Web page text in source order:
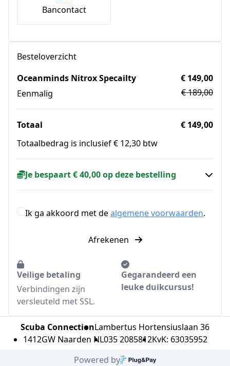
Bancontact
Besteloverzicht
Oceanminds Nitrox Specailty
Eenmalig
€ 149,00
€ 189,00
Totaal
€ 149,00
Totaalbedrag is inclusief € 12,30 btw
Je bespaart € 40,00 op deze bestelling
Ik ga akkoord met dealgemene voorwaarden.
Afrekenen
Veilige betaling
Verbindingen zijn
versleuteld met SSL.
Gegarandeerd een
leuke duikcursus!
Scuba ConnectionLambertus Hortensiuslaan 36
1412GW Naarden NL035 2085812KvK: 63035952
Powered by